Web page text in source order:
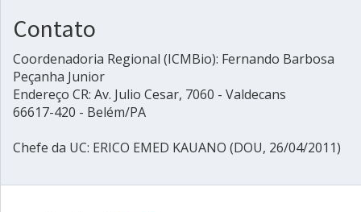
Contato
Coordenadoria Regional (ICMBio): Fernando Barbosa
Peçanha Junior
Endereço CR: Av. Julio Cesar, 7060 - Valdecans
66617-420 - Belém/PA
Chefe da UC: ERICO EMED KAUANO (DOU, 26/04/2011)